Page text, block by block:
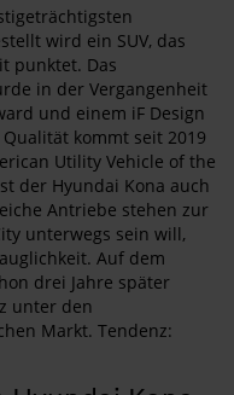
wird ein SUV, das
punktet. Das
in der Vergangenheit
und einem iF Design
kommt seit 2019
Utility Vehicle of the
der Hyundai Kona auch
Antriebe stehen zur
unterwegs sein will,
Auf dem
drei Jahre später
unter den
Markt. Tendenz: